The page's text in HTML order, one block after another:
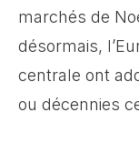
marchés de
désormais,
centrale ont
ou décennies